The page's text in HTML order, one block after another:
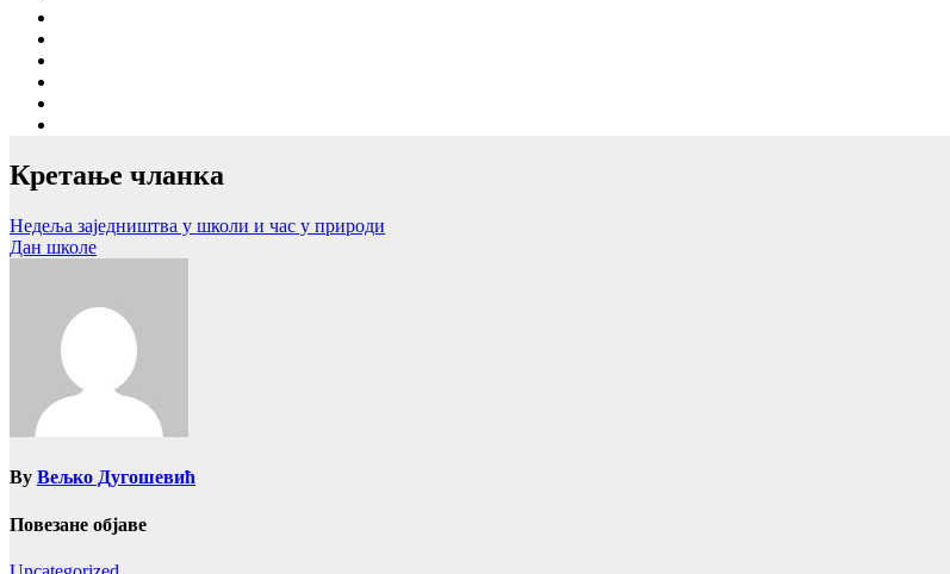
Кретање чланка
Недеља заједништва у школи и час у природи
Дан школе
By Вељко Дугошевић
Повезане објаве